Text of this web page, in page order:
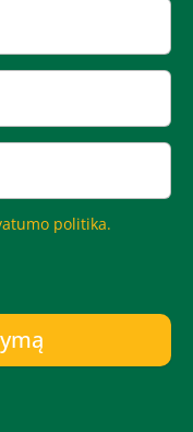
politika.